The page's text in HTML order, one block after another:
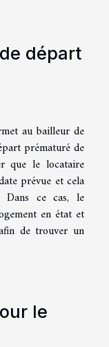
départ
au bailleur de
prématuré de
que le locataire
prévue et cela
Dans ce cas, le
en état et
de trouver un
le